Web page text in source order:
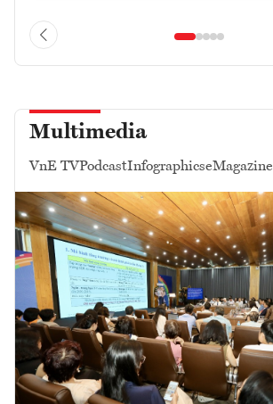
Multimedia
VnE TVPodcastInfographicseMagazine